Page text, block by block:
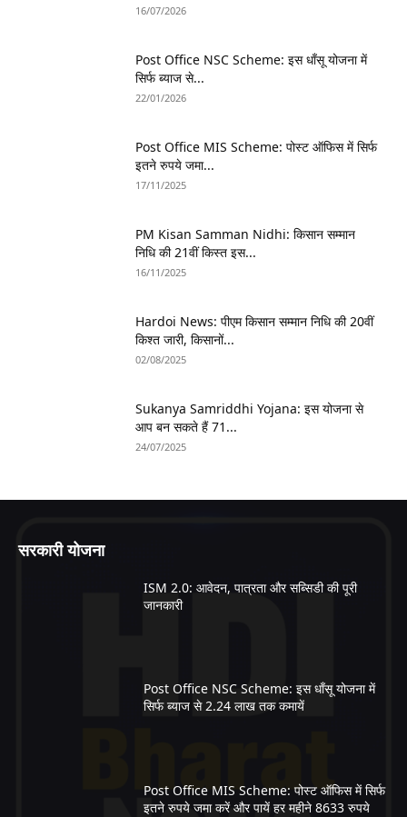
16/07/2026
Post Office NSC Scheme: इस धाँसू योजना में
सिर्फ ब्याज से...
22/01/2026
Post Office MIS Scheme: पोस्ट ऑफिस में सिर्फ
इतने रुपये जमा...
17/11/2025
PM Kisan Samman Nidhi: किसान सम्मान
निधि की 21वीं किस्त इस...
16/11/2025
Hardoi News: पीएम किसान सम्मान निधि की 20वीं
किश्त जारी, किसानों...
02/08/2025
Sukanya Samriddhi Yojana: इस योजना से
आप बन सकते हैं 71...
24/07/2025
सरकारी योजना
ISM 2.0: आवेदन, पात्रता और सब्सिडी की पूरी
जानकारी
Post Office NSC Scheme: इस धाँसू योजना में
सिर्फ ब्याज से 2.24 लाख तक कमायें
Post Office MIS Scheme: पोस्ट ऑफिस में सिर्फ
इतने रुपये जमा करें और पायें हर महीने 8633 रुपये